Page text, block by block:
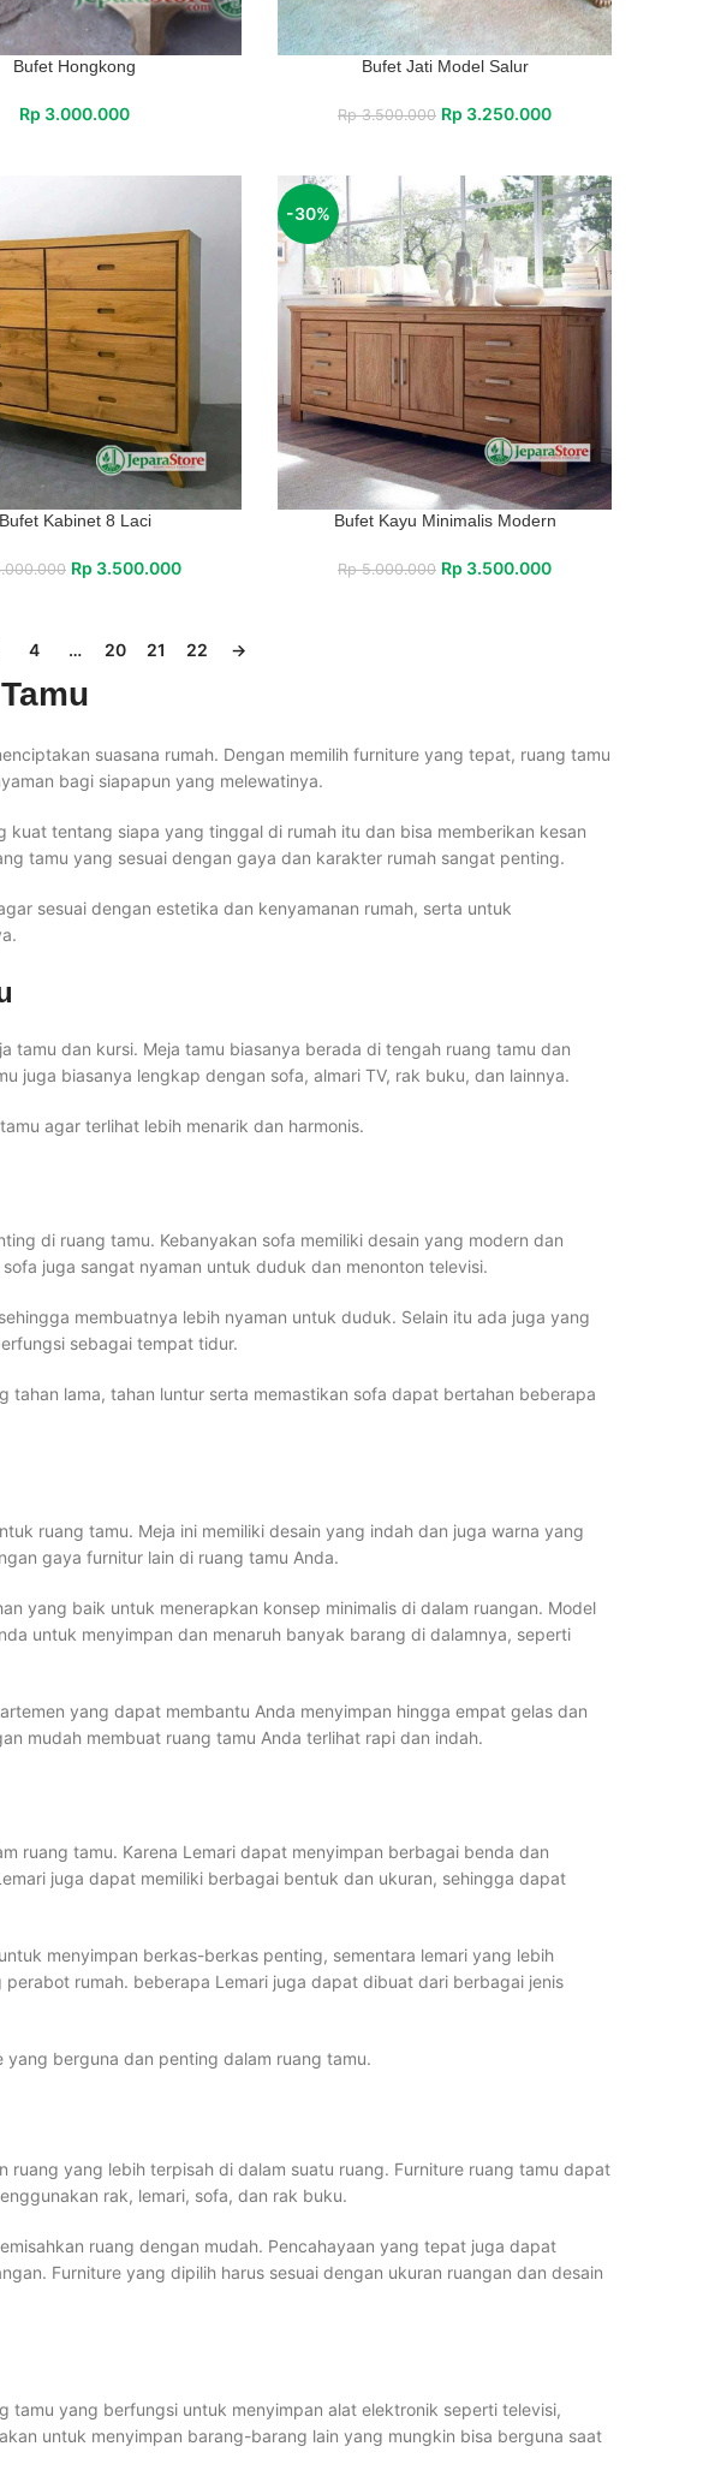
Bufet Hongkong
Rp 3.000.000
Bufet Jati Model Salur
Rp3.500.000 Rp 3.250.000
Bufet Kabinet 8 Laci
Rp 3.500.000
-30%
Bufet Kayu Minimalis Modern
Rp5.000.000 Rp 3.500.000
4 … 20 21 22 →
suasana rumah. Dengan memilih furniture yang tepat, ruang tamu
bagi siapapun yang melewatinya.
kuat tentang siapa yang tinggal di rumah itu dan bisa memberikan kesan
tamu yang sesuai dengan gaya dan karakter rumah sangat penting.
sesuai dengan estetika dan kenyamanan rumah, serta untuk
tamu dan kursi. Meja tamu biasanya berada di tengah ruang tamu dan
juga biasanya lengkap dengan sofa, almari TV, rak buku, dan lainnya.
agar terlihat lebih menarik dan harmonis.
di ruang tamu. Kebanyakan sofa memiliki desain yang modern dan
juga sangat nyaman untuk duduk dan menonton televisi.
membuatnya lebih nyaman untuk duduk. Selain itu ada juga yang
sebagai tempat tidur.
tahan lama, tahan luntur serta memastikan sofa dapat bertahan beberapa
ruang tamu. Meja ini memiliki desain yang indah dan juga warna yang
gaya furnitur lain di ruang tamu Anda.
yang baik untuk menerapkan konsep minimalis di dalam ruangan. Model
untuk menyimpan dan menaruh banyak barang di dalamnya, seperti
yang dapat membantu Anda menyimpan hingga empat gelas dan
mudah membuat ruang tamu Anda terlihat rapi dan indah.
ruang tamu. Karena Lemari dapat menyimpan berbagai benda dan
juga dapat memiliki berbagai bentuk dan ukuran, sehingga dapat
menyimpan berkas-berkas penting, sementara lemari yang lebih
rumah. beberapa Lemari juga dapat dibuat dari berbagai jenis
berguna dan penting dalam ruang tamu.
yang lebih terpisah di dalam suatu ruang. Furniture ruang tamu dapat
rak, lemari, sofa, dan rak buku.
ruang dengan mudah. Pencahayaan yang tepat juga dapat
Furniture yang dipilih harus sesuai dengan ukuran ruangan dan desain
tamu yang berfungsi untuk menyimpan alat elektronik seperti televisi,
untuk menyimpan barang-barang lain yang mungkin bisa berguna saat